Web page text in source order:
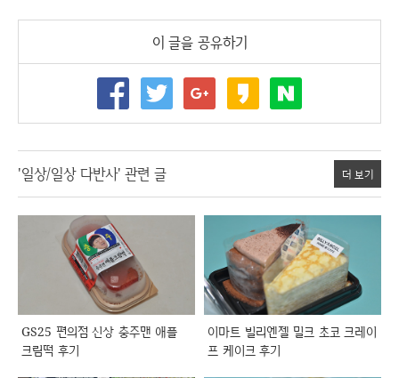
이 글을 공유하기
'일상/일상 다반사' 관련 글 더 보기
GS25 편의점 신상 충주맨 애플
크림떡 후기
이마트 빌리엔젤 밀크 초코 크레이
프 케이크 후기